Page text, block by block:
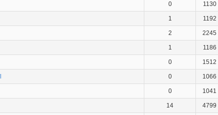
0 1130
1 1192
2 2245
1 1186
0 1512
0 1066
0 1041
14 4799